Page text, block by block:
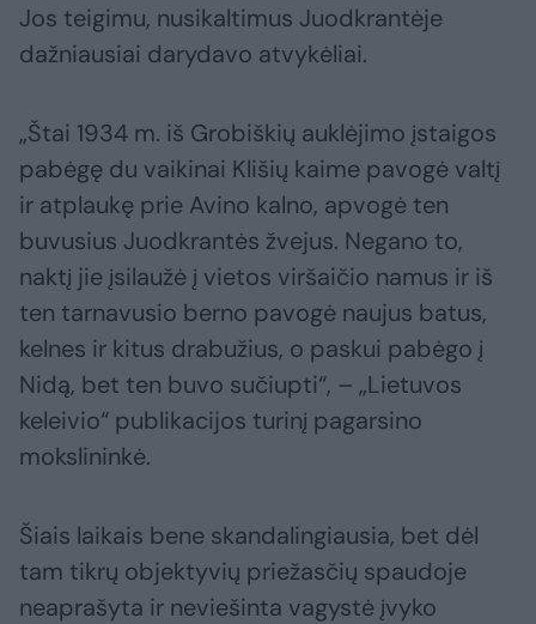
Jos teigimu, nusikaltimus Juodkrantėje
dažniausiai darydavo atvykėliai.
„Štai 1934 m. iš Grobiškių auklėjimo įstaigos
pabėgę du vaikinai Klišių kaime pavogė valtį
ir atplaukę prie Avino kalno, apvogė ten
buvusius Juodkrantės žvejus. Negano to,
naktį jie įsilaužė į vietos viršaičio namus ir iš
ten tarnavusio berno pavogė naujus batus,
kelnes ir kitus drabužius, o paskui pabėgo į
Nidą, bet ten buvo sučiupti“, – „Lietuvos
keleivio“ publikacijos turinį pagarsino
mokslininkė.
Šiais laikais bene skandalingiausia, bet dėl
tam tikrų objektyvių priežasčių spaudoje
neaprašyta ir neviešinta vagystė įvyko